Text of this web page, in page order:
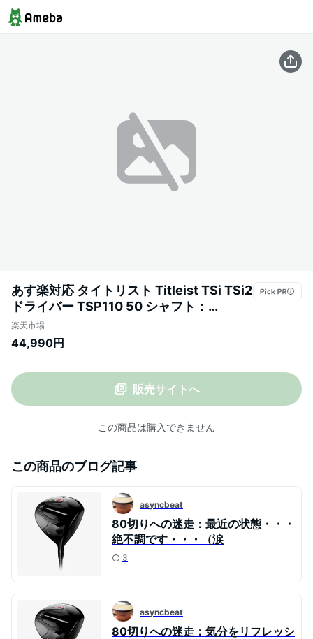
あす楽対応 タイトリスト Titleist TSi TSi2
ドライバー TSP110 50 シャフト：
TSP110 50ゴルフ ゴルフクラブ メンズ 新
品
楽天市場
44,990円
販売サイトへ
この商品は購入できません
この商品のブログ記事
asyncbeat
80切りへの迷走：最近の状態・・・
絶不調です・・・（涙
3
asyncbeat
80切りへの迷走：気分をリフレッシ